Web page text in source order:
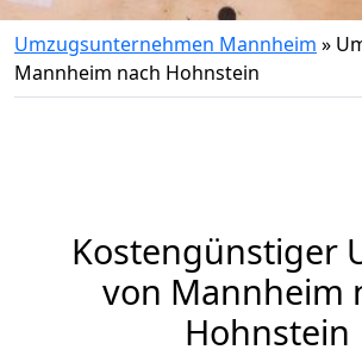
Umzugsunternehmen Mannheim »
Mannheim nach Hohnstein
Kostengünstiger
von Mannheim
Hohnstein